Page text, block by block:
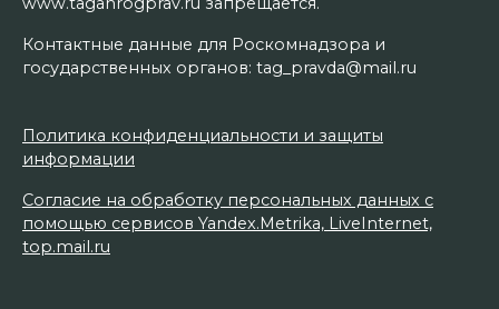
Контактные данные для Роскомнадзора и
государственных органов: tag_pravda@mail.ru
Политика конфиденциальности и защиты
информации
Согласие на обработку персональных данных с
помощью сервисов Yandex.Metrika, LiveInternet,
top.mail.ru